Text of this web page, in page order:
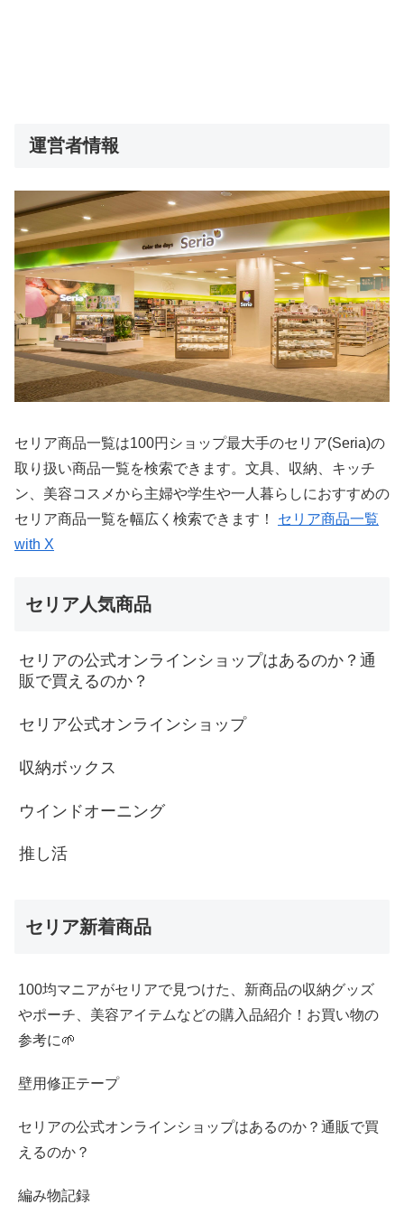
運営者情報
セリア商品一覧は100円ショップ最大手のセリア(Seria)の
取り扱い商品一覧を検索できます。文具、収納、キッチ
ン、美容コスメから主婦や学生や一人暮らしにおすすめの
セリア商品一覧を幅広く検索できます！ セリア商品一覧
with X
セリア人気商品
セリアの公式オンラインショップはあるのか？通
販で買えるのか？
セリア公式オンラインショップ
収納ボックス
ウインドオーニング
推し活
セリア新着商品
100均マニアがセリアで見つけた、新商品の収納グッズ
やポーチ、美容アイテムなどの購入品紹介！お買い物の
参考に🌱
壁用修正テープ
セリアの公式オンラインショップはあるのか？通販で買
えるのか？
編み物記録